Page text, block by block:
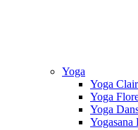
Yoga
Yoga
Yoga
Yoga
Yogasana